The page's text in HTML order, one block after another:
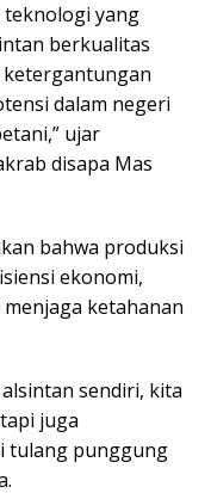
teknologi yang
berkualitas
dalam negeri
ujar
disapa Mas
bahwa produksi
ekonomi,
ketahanan
sendiri, kita
juga
tulang punggung